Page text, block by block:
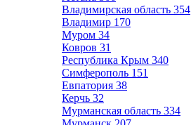
Владимирская область 354
Владимир 170
Муром 34
Ковров 31
Республика Крым 340
Симферополь 151
Евпатория 38
Керчь 32
Мурманская область 334